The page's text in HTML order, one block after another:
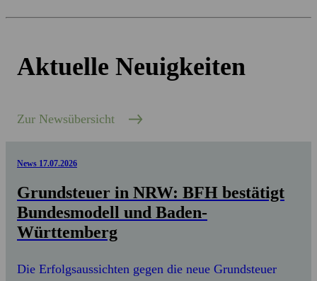
Aktuelle Neuigkeiten
Zur Newsübersicht
News 17.07.2026
Grundsteuer in NRW: BFH bestätigt
Bundesmodell und Baden-
Württemberg
Die Erfolgsaussichten gegen die neue Grundsteuer